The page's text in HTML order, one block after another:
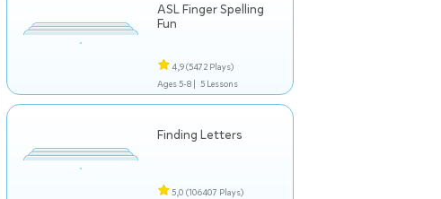
ASL Finger Spelling
Fun
4,9(5472 Plays)
Ages 5-8 | 5 Lessons
Finding Letters
5,0 (106407 Plays)